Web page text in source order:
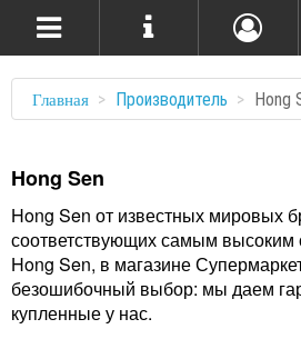
Главная Производитель Hong
Hong Sen
Hong Sen от известных мировых
соответствующих самым высоким
Hong Sen, в магазине
безошибочный выбор: мы даем
купленные у нас.